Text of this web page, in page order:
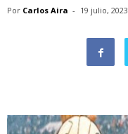
Por Carlos Aira - 19 julio, 2023